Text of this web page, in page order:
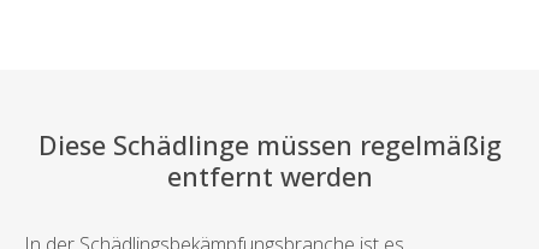
Diese Schädlinge müssen regelmäßig
entfernt werden